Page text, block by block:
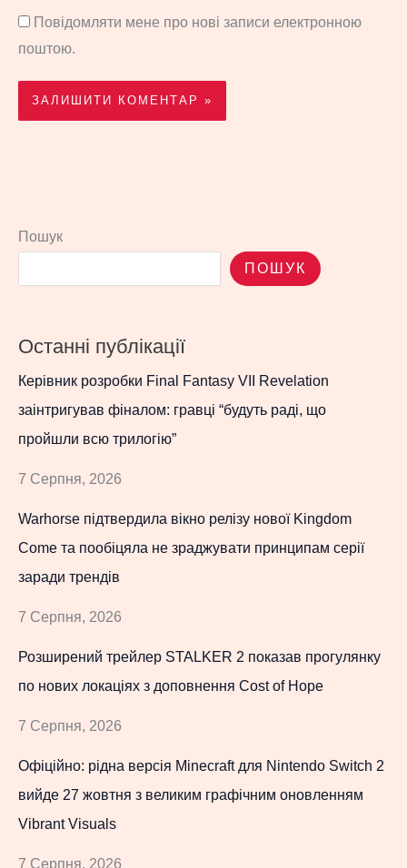
Повідомляти мене про нові записи електронною
поштою.
Пошук
ПОШУК
Останні публікації
Керівник розробки Final Fantasy VII Revelation
заінтригував фіналом: гравці “будуть раді, що
пройшли всю трилогію”
7 Серпня, 2026
Warhorse підтвердила вікно релізу нової Kingdom
Come та пообіцяла не зраджувати принципам серії
заради трендів
7 Серпня, 2026
Розширений трейлер STALKER 2 показав прогулянку
по нових локаціях з доповнення Cost of Hope
7 Серпня, 2026
Офіційно: рідна версія Minecraft для Nintendo Switch 2
вийде 27 жовтня з великим графічним оновленням
Vibrant Visuals
7 Серпня, 2026